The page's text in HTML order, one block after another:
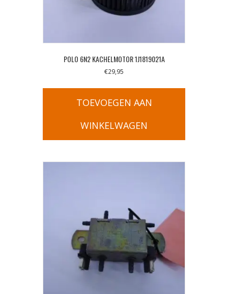
POLO 6N2 KACHELMOTOR 1J1819021A
€29,95
TOEVOEGEN AAN
WINKELWAGEN